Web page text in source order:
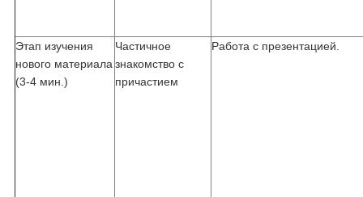
Этап изучения
нового материала
(3-4 мин.)
Частичное
знакомство с
причастием
Работа с презентацией.